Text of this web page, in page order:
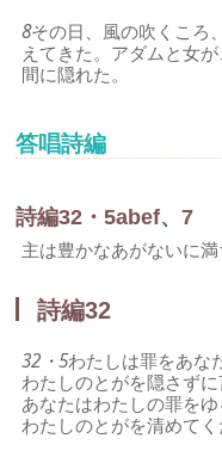
8その日、風の吹くころ
えてきた。アダムと女
間に隠れた。
答唱詩編
詩編32・5abef、7
主は豊かなあがないに満
詩編32
32・5わたしは罪をあな
わたしのとがを隠さずに
あなたはわたしの罪をゆ
わたしのとがを清めてく